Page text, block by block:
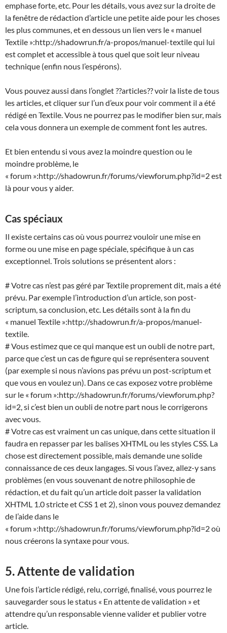
emphase forte, etc. Pour les détails, vous avez sur la droite de
la fenêtre de rédaction d’article une petite aide pour les choses
les plus communes, et en dessous un lien vers le « manuel
Textile »:http://shadowrun.fr/a-propos/manuel-textile qui lui
est complet et accessible à tous quel que soit leur niveau
technique (enfin nous l’espérons).
Vous pouvez aussi dans l’onglet ??articles?? voir la liste de tous
les articles, et cliquer sur l’un d’eux pour voir comment il a été
rédigé en Textile. Vous ne pourrez pas le modifier bien sur, mais
cela vous donnera un exemple de comment font les autres.
Et bien entendu si vous avez la moindre question ou le
moindre problème, le
« forum »:http://shadowrun.fr/forums/viewforum.php?id=2 est
là pour vous y aider.
Cas spéciaux
Il existe certains cas où vous pourrez vouloir une mise en
forme ou une mise en page spéciale, spécifique à un cas
exceptionnel. Trois solutions se présentent alors :
# Votre cas n’est pas géré par Textile proprement dit, mais a été
prévu. Par exemple l’introduction d’un article, son post-
scriptum, sa conclusion, etc. Les détails sont à la fin du
« manuel Textile »:http://shadowrun.fr/a-propos/manuel-
textile.
# Vous estimez que ce qui manque est un oubli de notre part,
parce que c’est un cas de figure qui se représentera souvent
(par exemple si nous n’avions pas prévu un post-scriptum et
que vous en voulez un). Dans ce cas exposez votre problème
sur le « forum »:http://shadowrun.fr/forums/viewforum.php?
id=2, si c’est bien un oubli de notre part nous le corrigerons
avec vous.
# Votre cas est vraiment un cas unique, dans cette situation il
faudra en repasser par les balises XHTML ou les styles CSS. La
chose est directement possible, mais demande une solide
connaissance de ces deux langages. Si vous l’avez, allez-y sans
problèmes (en vous souvenant de notre philosophie de
rédaction, et du fait qu’un article doit passer la validation
XHTML 1.0 stricte et CSS 1 et 2), sinon vous pouvez demandez
de l’aide dans le
« forum »:http://shadowrun.fr/forums/viewforum.php?id=2 où
nous créerons la syntaxe pour vous.
5. Attente de validation
Une fois l’article rédigé, relu, corrigé, finalisé, vous pourrez le
sauvegarder sous le status « En attente de validation » et
attendre qu’un responsable vienne valider et publier votre
article.